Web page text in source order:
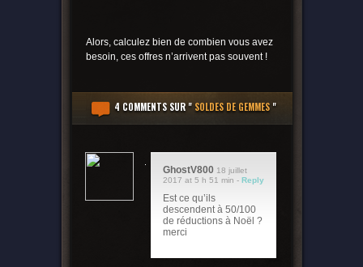
Alors, calculez bien de combien vous avez
besoin, ces offres n’arrivent pas souvent !
4 COMMENTS SUR " SOLDES DE GEMMES"
GhostV800 18 juillet
2017 at 5 h 51 min - Reply
Est ce qu’ils
descendent à 50/100
de réductions à Noël ?
merci